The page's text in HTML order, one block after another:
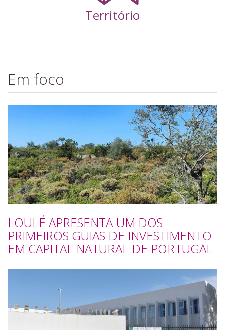
Território
Em foco
LOULÉ APRESENTA UM DOS
PRIMEIROS GUIAS DE INVESTIMENTO
EM CAPITAL NATURAL DE PORTUGAL